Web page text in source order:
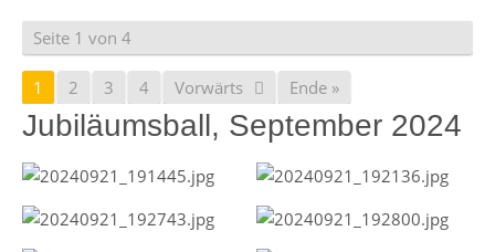
Seite 1 von 4
1 2 3 4 Vorwärts Ende »
Jubiläumsball, September 2024